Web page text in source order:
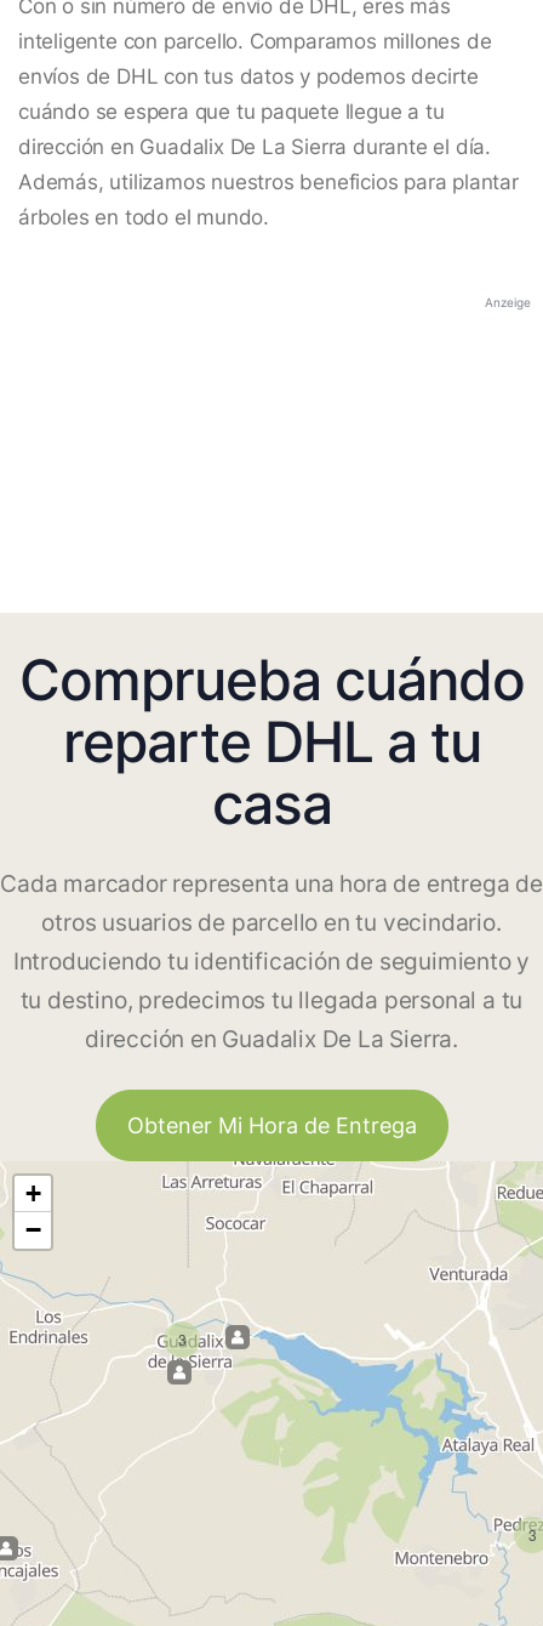
Con o sin número de envío de DHL, eres más
inteligente con parcello. Comparamos millones de
envíos de DHL con tus datos y podemos decirte
cuándo se espera que tu paquete llegue a tu
dirección en Guadalix De La Sierra durante el día.
Además, utilizamos nuestros beneficios para plantar
árboles en todo el mundo.
Anzeige
Comprueba cuándo
reparte DHL a tu
casa
Cada marcador representa una hora de entrega de
otros usuarios de parcello en tu vecindario.
Introduciendo tu identificación de seguimiento y
tu destino, predecimos tu llegada personal a tu
dirección en Guadalix De La Sierra.
Obtener Mi Hora de Entrega
3
3
+
−